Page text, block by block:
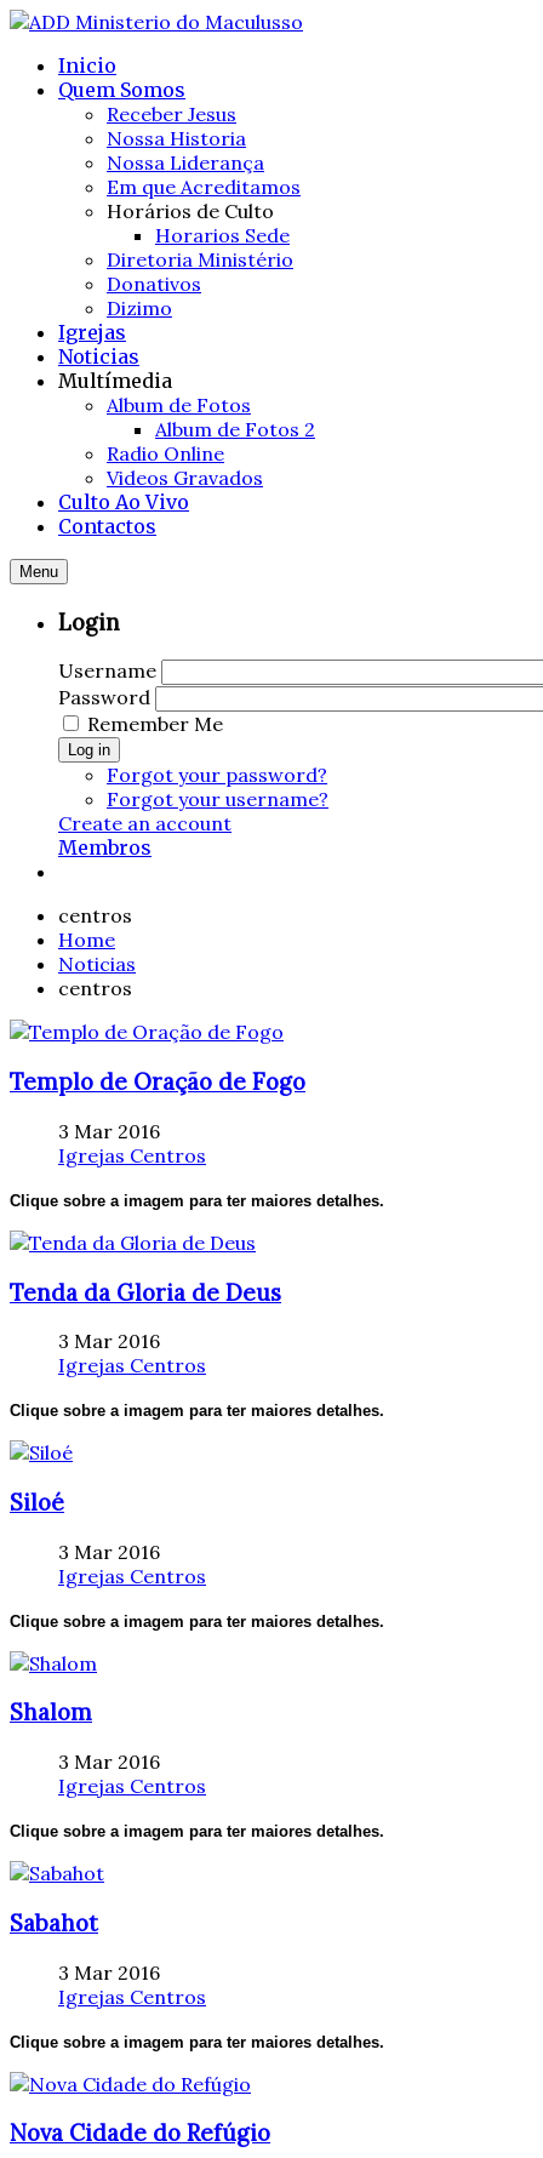
Inicio
Quem Somos
Receber Jesus
Nossa Historia
Nossa Liderança
Em que Acreditamos
Horários de Culto
Horarios Sede
Diretoria Ministério
Donativos
Dizimo
Igrejas
Noticias
Multímedia
Album de Fotos
Album de Fotos 2
Radio Online
Videos Gravados
Culto Ao Vivo
Contactos
Menu
Login
Username
Password
Remember Me
Log in
Forgot your password?
Forgot your username?
Create an account
Membros
centros
Home
Noticias
centros
Templo de Oração de Fogo
3 Mar 2016
Igrejas Centros
Clique sobre a imagem para ter maiores detalhes.
Tenda da Gloria de Deus
3 Mar 2016
Igrejas Centros
Clique sobre a imagem para ter maiores detalhes.
Siloé
3 Mar 2016
Igrejas Centros
Clique sobre a imagem para ter maiores detalhes.
Shalom
3 Mar 2016
Igrejas Centros
Clique sobre a imagem para ter maiores detalhes.
Sabahot
3 Mar 2016
Igrejas Centros
Clique sobre a imagem para ter maiores detalhes.
Nova Cidade do Refúgio